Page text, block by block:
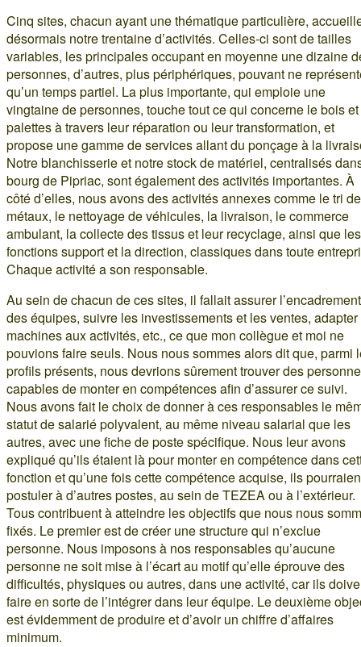
Cinq sites, chacun ayant une thématique particulière,
désormais notre trentaine d’activités. Celles-ci sont de tailles
variables, les principales occupant en moyenne une dizaine
personnes, d’autres, plus périphériques, pouvant ne
qu’un temps partiel. La plus importante, qui emploie une
vingtaine de personnes, touche tout ce qui concerne le bois
palettes à travers leur réparation ou leur transformation, et
propose une gamme de services allant du ponçage à la
Notre blanchisserie et notre stock de matériel, centralisés
bourg de Pipriac, sont également des activités importantes. À
côté d’elles, nous avons des activités annexes comme le tri
métaux, le nettoyage de véhicules, la livraison, le commerce
ambulant, la collecte des tissus et leur recyclage, ainsi que les
fonctions support et la direction, classiques dans toute
Chaque activité a son responsable.
Au sein de chacun de ces sites, il fallait assurer l’encadrement
des équipes, suivre les investissements et les ventes,
machines aux activités, etc., ce que mon collègue et moi ne
pouvions faire seuls. Nous nous sommes alors dit que, parmi
profils présents, nous devrions sûrement trouver des
capables de monter en compétences afin d’assurer ce suivi.
Nous avons fait le choix de donner à ces responsables le
statut de salarié polyvalent, au même niveau salarial que les
autres, avec une fiche de poste spécifique. Nous leur avons
expliqué qu’ils étaient là pour monter en compétence dans
fonction et qu’une fois cette compétence acquise, ils
postuler à d’autres postes, au sein de TEZEA ou à l’extérieur.
Tous contribuent à atteindre les objectifs que nous nous
fixés. Le premier est de créer une structure qui n’exclue
personne. Nous imposons à nos responsables qu’aucune
personne ne soit mise à l’écart au motif qu’elle éprouve des
difficultés, physiques ou autres, dans une activité, car ils
faire en sorte de l’intégrer dans leur équipe. Le deuxième
est évidemment de produire et d’avoir un chiffre d’affaires
minimum.